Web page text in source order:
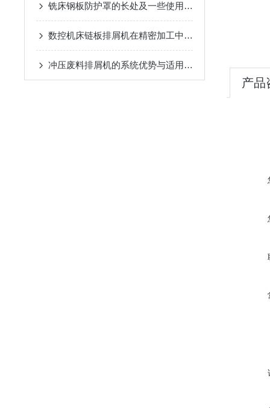
铣床钢板防护罩的长处及一些使用小常识
数控机床链板排屑机在精密加工中的应用优势说明
冲压废料排屑机的系统优势与适用范围说明
产品